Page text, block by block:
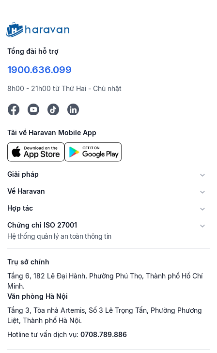
Tổng đài hỗ trợ
1900.636.099
8h00 - 21h00 từ Thứ Hai - Chủ nhật
Tải về Haravan Mobile App
Giải pháp
Về Haravan
Hợp tác
Chứng chỉ ISO 27001
Hệ thống quản lý an toàn thông tin
Trụ sở chính
Tầng 6, 182 Lê Đại Hành, Phường Phú Thọ, Thành phố Hồ Chí
Minh.
Văn phòng Hà Nội
Tầng 3, Tòa nhà Artemis, Số 3 Lê Trọng Tấn, Phường Phương
Liệt, Thành phố Hà Nội.
Hotline tư vấn dịch vụ: 0708.789.886